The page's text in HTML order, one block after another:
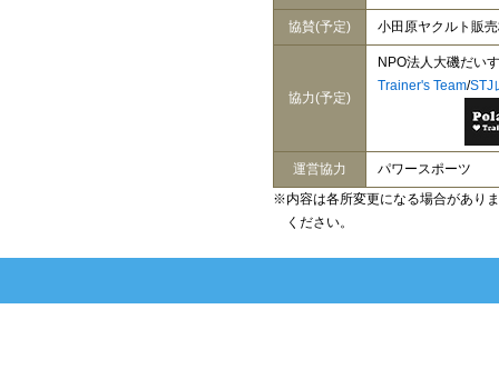
協賛(予定) 小田原ヤクルト販
協力(予定)
NPO法人大磯だい
Trainer's Team/STJ
運営協力
パワースポーツ
※内容は各所変更になる場合があり
ください。